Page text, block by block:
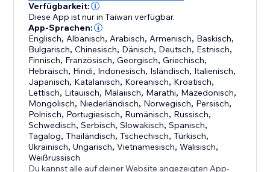
Verfügbarkeit:
Diese App ist nur in Taiwan verfügbar.
App-Sprachen:
Englisch, Albanisch, Arabisch, Armenisch, Baskisch,
Bulgarisch,Chinesisch, Dänisch, Deutsch, Estnisch,
Finnisch, Französisch,Georgisch,Griechisch,
Hebräisch, Hindi, Indonesisch, Isländisch, Italienisch,
Japanisch, Katalanisch, Koreanisch, Kroatisch,
Lettisch, Litauisch, Malaiisch, Marathi, Mazedonisch,
Mongolisch, Niederländisch, Norwegisch, Persisch,
Polnisch, Portugiesisch, Rumänisch, Russisch,
Schwedisch,Serbisch,Slowakisch,Spanisch,
Tagalog,Thailändisch,Tschechisch,Türkisch,
Ukrainisch,Ungarisch,Vietnamesisch,Walisisch,
Weißrussisch
Du kannst alle auf deiner Website angezeigten App-